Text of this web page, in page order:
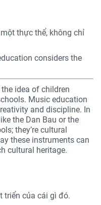
thực thể, không chỉ
considers the
idea of children
Music education
and discipline. In
the Dan Bau or the
they’re cultural
these instruments can
cultural heritage.
triển của cái gì đó.